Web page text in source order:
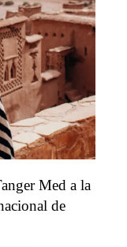
Med a la
de